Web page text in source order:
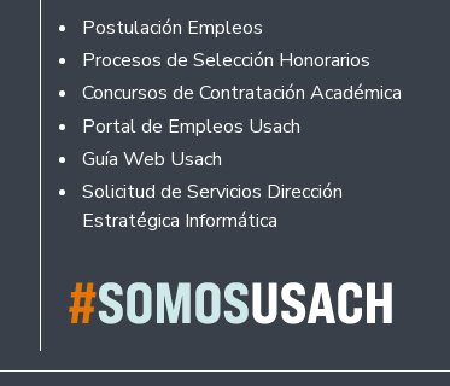
Footer
Postulación Empleos
Procesos de Selección Honorarios
Concursos de Contratación Académica
Portal de Empleos Usach
Guía Web Usach
Solicitud de Servicios Dirección
Estratégica Informática